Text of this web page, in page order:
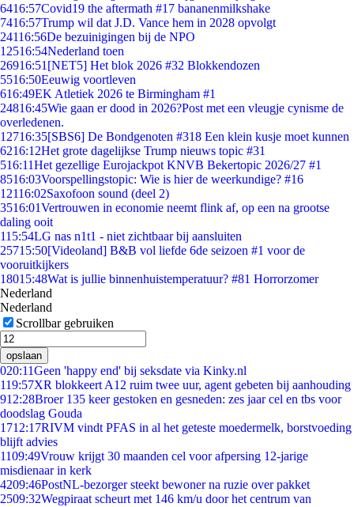
6416:57Covid19 the aftermath #17 bananenmilkshake
7416:57Trump wil dat J.D. Vance hem in 2028 opvolgt
24116:56De bezuinigingen bij de NPO
12516:54Nederland toen
26916:51 [NET5] Het blok 2026 #32 Blokkendozen
5516:50Eeuwig voortleven
616:49EK Atletiek 2026 te Birmingham #1
24816:45Wie gaan er dood in 2026?Post met een vleugje cynisme de
overledenen.
12716:35[SBS6] De Bondgenoten #318 Een klein kusje moet kunnen
6216:12Het grote dagelijkse Trump nieuws topic #31
516:11Het gezellige Eurojackpot KNVB Bekertopic 2026/27 #1
8516:03Voorspellingstopic: Wie is hier de weerkundige? #16
12116:02Saxofoon sound (deel 2)
3516:01Vertrouwen in economie neemt flink af, op een na grootse
daling ooit
115:54LG nas n1t1 - niet zichtbaar bij aansluiten
25715:50[Videoland] B&B vol liefde 6de seizoen #1 voor de
vooruitkijkers
18015:48Wat is jullie binnenhuistemperatuur? #81 Horrorzomer
Nederland
Nederland
Scrollbar gebruiken
opslaan
020:11Geen 'happy end' bij seksdate via Kinky.nl
119:57XR blokkeert A12 ruim twee uur, agent gebeten bij aanhouding
912:28Broer 135 keer gestoken en gesneden: zes jaar cel en tbs voor
doodslag Gouda
1712:17RIVM vindt PFAS in al het geteste moedermelk, borstvoeding
blijft advies
1109:49Vrouw krijgt 30 maanden cel voor afpersing 12-jarige
misdienaar in kerk
4209:46PostNL-bezorger steekt bewoner na ruzie over pakket
2509:32Wegpiraat scheurt met 146 km/u door het centrum van